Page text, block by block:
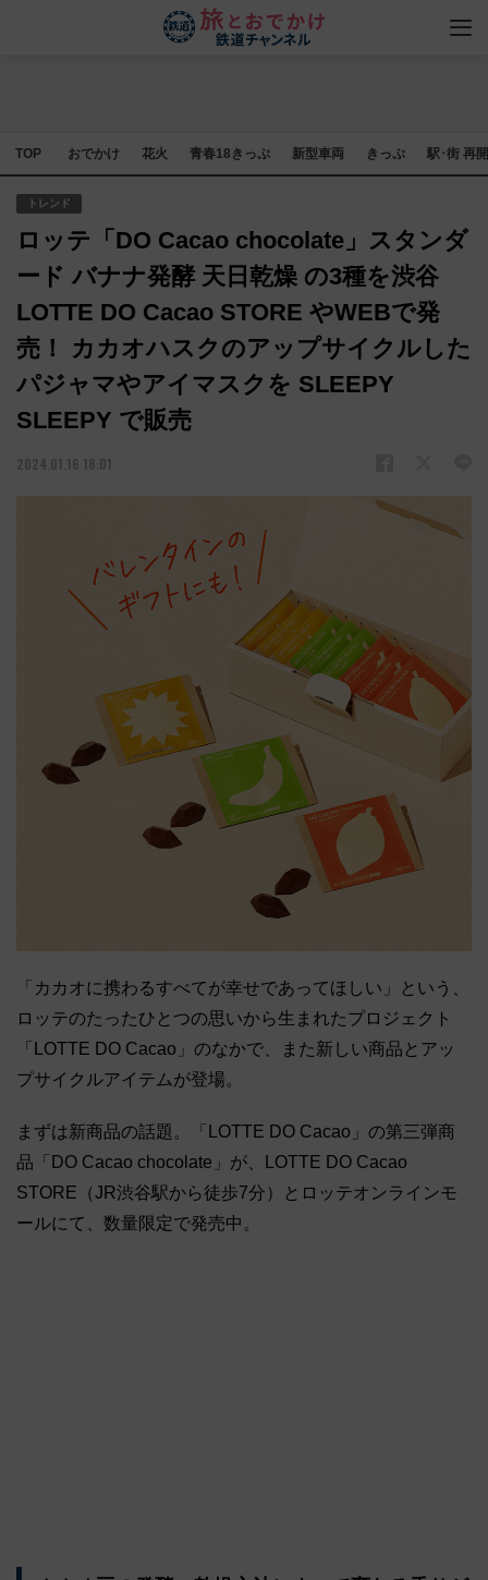
TOP おでかけ 花火 青春18きっぷ 新型車両 きっぷ 駅･街 再
トレンド
ロッテ「DO Cacao chocolate」スタンダ
ード バナナ発酵 天日乾燥 の3種を渋谷
LOTTE DO Cacao STORE やWEBで発
売！ カカオハスクのアップサイクルした
パジャマやアイマスクを SLEEPY
SLEEPY で販売
2024.01.16 18:01
「カカオに携わるすべてが幸せであってほしい」という、
ロッテのたったひとつの思いから生まれたプロジェクト
「LOTTE DO Cacao」のなかで、また新しい商品とアッ
プサイクルアイテムが登場。
まずは新商品の話題。「LOTTE DO Cacao」の第三弾商
品「DO Cacao chocolate」が、LOTTE DO Cacao
STORE（JR渋谷駅から徒歩7分）とロッテオンラインモ
ールにて、数量限定で発売中。